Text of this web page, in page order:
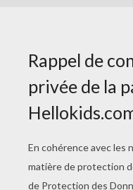
AVENTURIER